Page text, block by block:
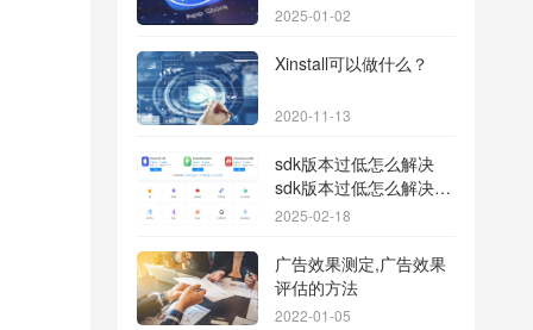
用背后的秘密
2025-01-02
Xinstall可以做什么？
2020-11-13
sdk版本过低怎么解决
sdk版本过低怎么解决华
为
2025-02-18
广告效果测定,广告效果
评估的方法
2022-01-05